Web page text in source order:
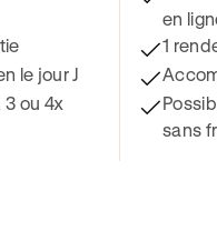
le jour J
ou 4x
en
1
sans